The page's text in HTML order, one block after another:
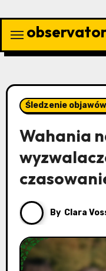
content
Śledzenie objawów
Wahania
By Clara